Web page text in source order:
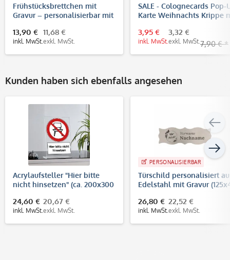
Frühstücksbrettchen mit
Gravur – personalisierbar mit
13,90 €
inkl. MwSt.
11,68 €
exkl. MwSt.
SALE - Colognecards Pop-
Karte Weihnachts Krippe
3,95 €
inkl. MwSt.
3,32 €
exkl. MwSt. 7,90 € *
Kunden haben sich ebenfalls angesehen
Acrylaufsteller "Hier bitte
nicht hinsetzen" (ca. 200x300
24,60 €
inkl. MwSt.
20,67 €
exkl. MwSt.
PERSONALISIERBAR
Türschild personalisiert
Edelstahl mit Gravur
26,80 €
inkl. MwSt.
22,52 €
exkl. MwSt.